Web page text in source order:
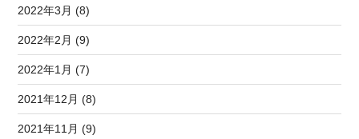
2022年3月 (8)
2022年2月 (9)
2022年1月 (7)
2021年12月 (8)
2021年11月 (9)